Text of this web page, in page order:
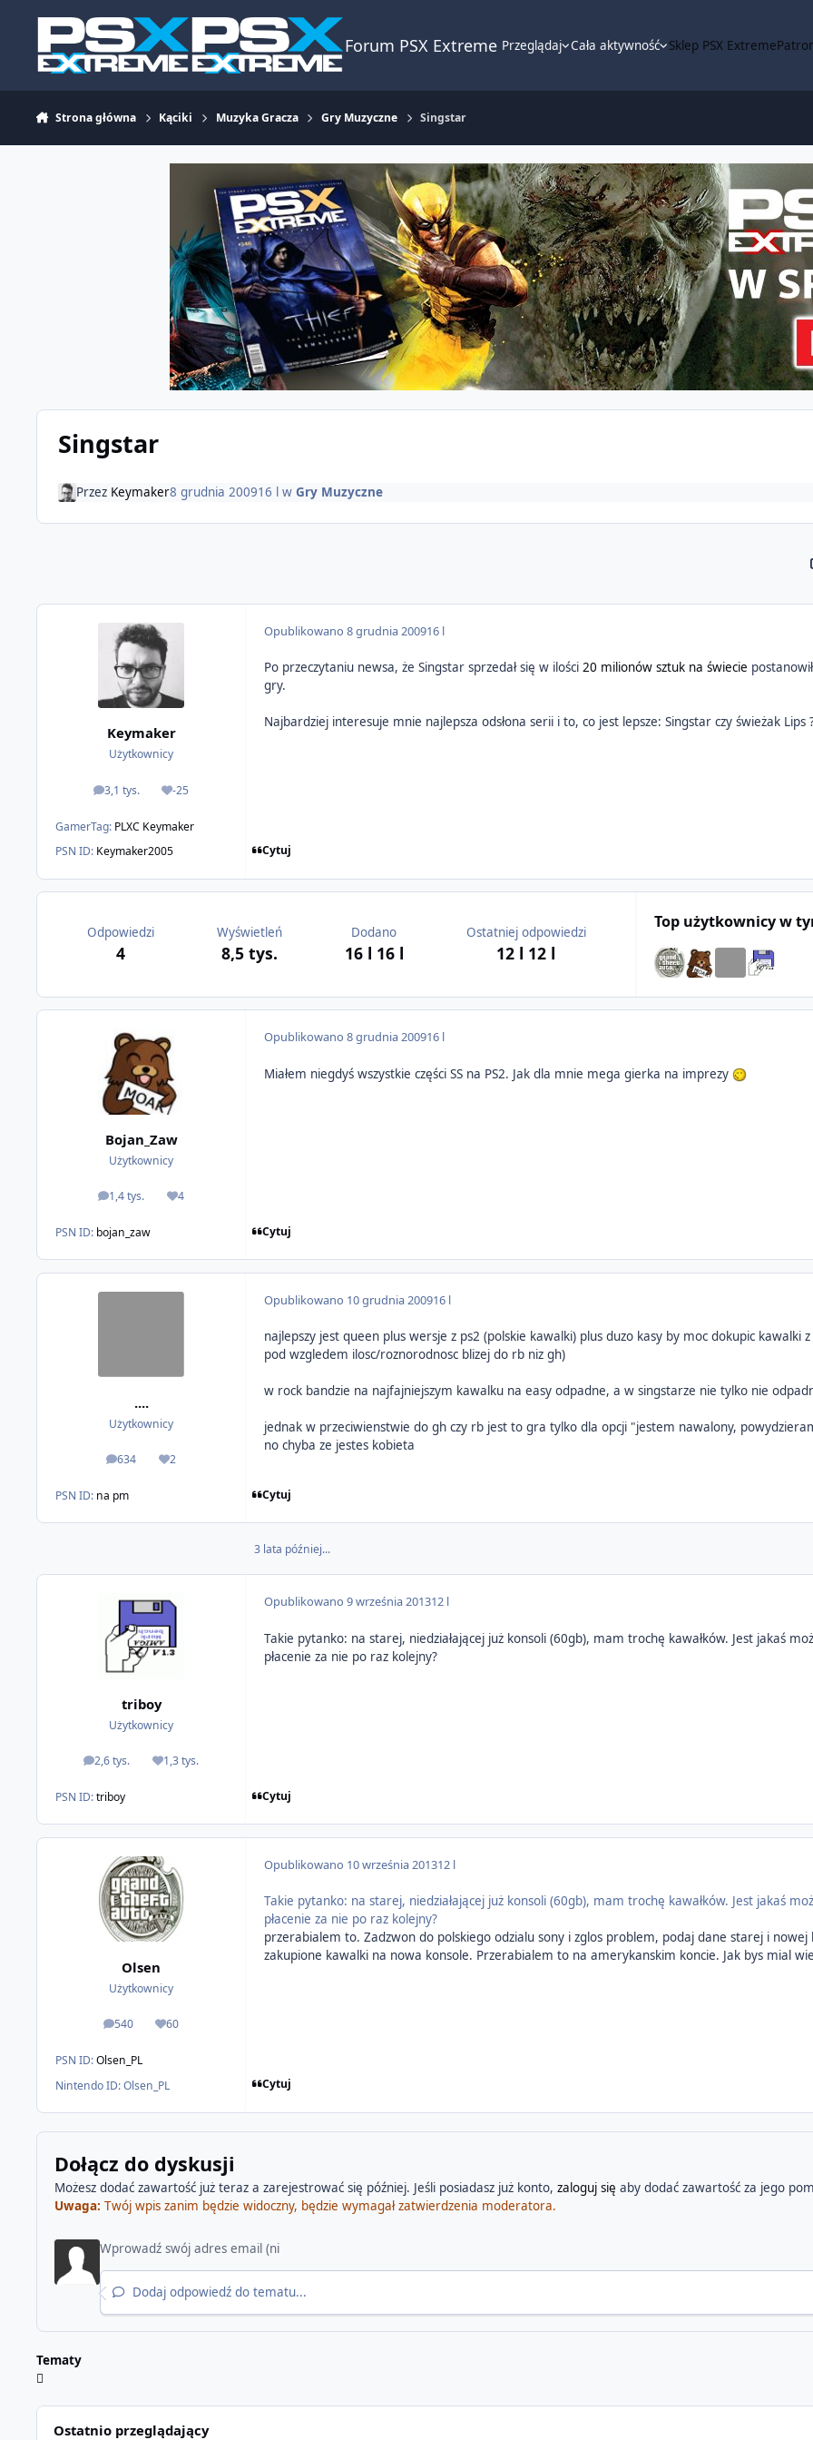
Forum PSX Extreme Przeglądaj Cała aktywność Sklep PSX Extreme
Strona główna Kąciki Muzyka Gracza Gry Muzyczne Singstar
Singstar
Przez Keymaker8 grudnia 200916 lwGry Muzyczne
Keymaker
Użytkownicy
3,1 tys.
odpowiedzi-25
Reputacja
GamerTag: PLXC Keymaker
PSN ID: Keymaker2005
Opublikowano8 grudnia 200916 l
Po przeczytaniu newsa, że Singstar sprzedał się w ilości20 milionów sztuk na świecie
gry.
Najbardziej interesuje mnie najlepsza odsłona serii i to, co jest lepsze: Singstar czy świeżak Lips
Cytuj
Odpowiedzi
4
Wyświetleń
8,5 tys.
Dodano
16 l 16 l
Ostatniej odpowiedzi
12 l 12 l
Top użytkownicy w
Bojan_Zaw
Użytkownicy
1,4 tys.
odpowiedzi4
Reputacja
PSN ID: bojan_zaw
Opublikowano8 grudnia 200916 l
Miałem niegdyś wszystkie części SS na PS2. Jak dla mnie mega gierka na imprezy
Cytuj
....
Użytkownicy
634
odpowiedzi
2
Reputacja
PSN ID: na pm
Opublikowano 10 grudnia 200916 l
najlepszy jest queen plus wersje z ps2 (polskie kawalki) plus duzo kasy by moc dokupic
pod wzgledem ilosc/roznorodnosc blizej do rb niz gh)
w rock bandzie na najfajniejszym kawalku na easy odpadne, a w singstarze nie tylko nie
jednak w przeciwienstwie do gh czy rb jest to gra tylko dla opcji "jestem nawalony,
no chyba ze jestes kobieta
Cytuj
3 lata później...
triboy
Użytkownicy
2,6 tys.
odpowiedzi1,3 tys.
Reputacja
PSN ID:triboy
Opublikowano9 września 201312 l
Takie pytanko: na starej, niedziałającej już konsoli (60gb), mam trochę kawałków. Jest jakaś
płacenie za nie po raz kolejny?
Cytuj
Olsen
Użytkownicy
540
odpowiedzi
60
Reputacja
PSN ID:Olsen_PL
Nintendo ID:Olsen_PL
Opublikowano 10 września 201312 l
Takie pytanko: na starej, niedziałającej już konsoli (60gb), mam trochę kawałków. Jest jakaś
płacenie za nie po raz kolejny?
przerabialem to. Zadzwon do polskiego odzialu sony i zglos problem, podaj dane starej i
zakupione kawalki na nowa konsole. Przerabialem to na amerykanskim koncie. Jak bys mial
Cytuj
Dołącz do dyskusji
Możesz dodać zawartość już teraz a zarejestrować się później. Jeśli posiadasz już konto, zaloguj się aby dodać zawartość za jego
Uwaga: Twój wpis zanim będzie widoczny, będzie wymagał zatwierdzenia moderatora.
Dodaj odpowiedź do tematu...
Tematy
Ostatnio przeglądający